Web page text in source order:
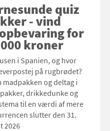
quiz
- vind
for
kroner
i Spanien, og hvor
på rugbrødet?
madpakken og deltag i
drikkedunke og
til en værdi af mere
slutter den 31.
2026